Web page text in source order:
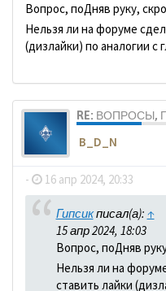
Вопрос, поДняв руку,
Нельзя ли на форуме
(дизлайки) по аналогии с
RE:
B_D_N
- 16 апр 2024, 20:33
Гипсикписал(а): ↑
15 апр 2024, 18:03
Вопрос, поДняв
Нельзя ли на
ставить лайки